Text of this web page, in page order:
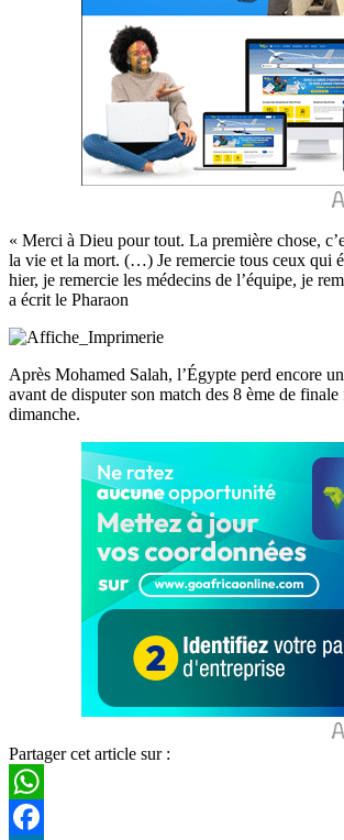
« Merci à Dieu pour tout. La première chose,
la vie et la mort. (…) Je remercie tous ceux qui
hier, je remercie les médecins de l’équipe, je
a écrit le Pharaon
Après Mohamed Salah, l’Égypte perd encore
avant de disputer son match des 8 ème de
dimanche.
Partager cet article sur :
WhatsApp